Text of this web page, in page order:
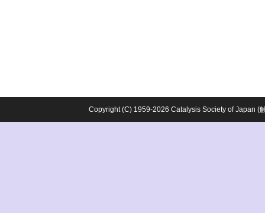
Copyright (C) 1959-2026 Catalysis Society of Japan (